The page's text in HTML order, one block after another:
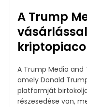
A Trump
A Trump Media and
amely Donald
platformját
részesedése van,